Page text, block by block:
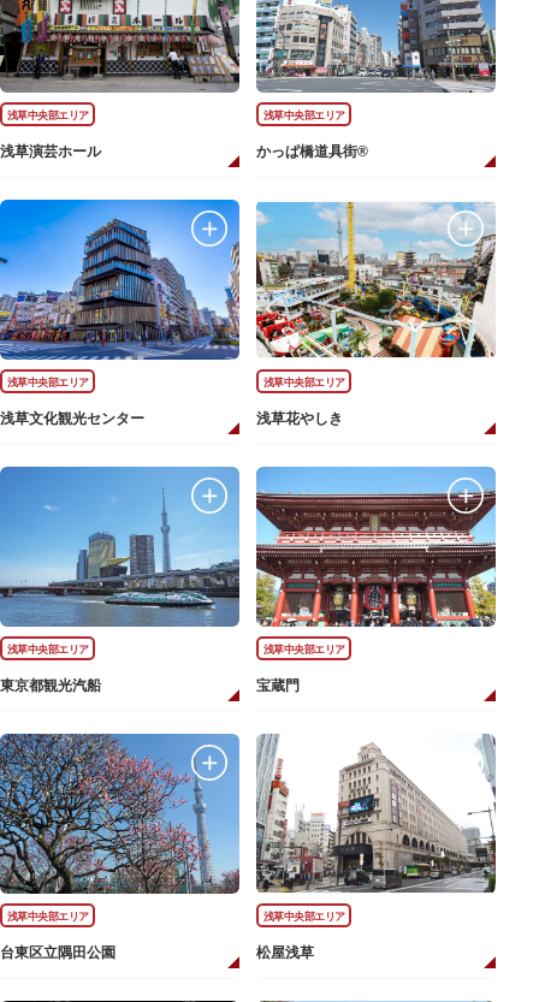
浅草中央部エリア
浅草演芸ホール
浅草中央部エリア
かっぱ橋道具街®
浅草中央部エリア
浅草文化観光センター
浅草中央部エリア
浅草花やしき
浅草中央部エリア
東京都観光汽船
浅草中央部エリア
宝蔵門
浅草中央部エリア
台東区立隅田公園
浅草中央部エリア
松屋浅草